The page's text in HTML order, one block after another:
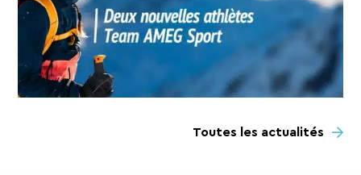
Toutes les actualités